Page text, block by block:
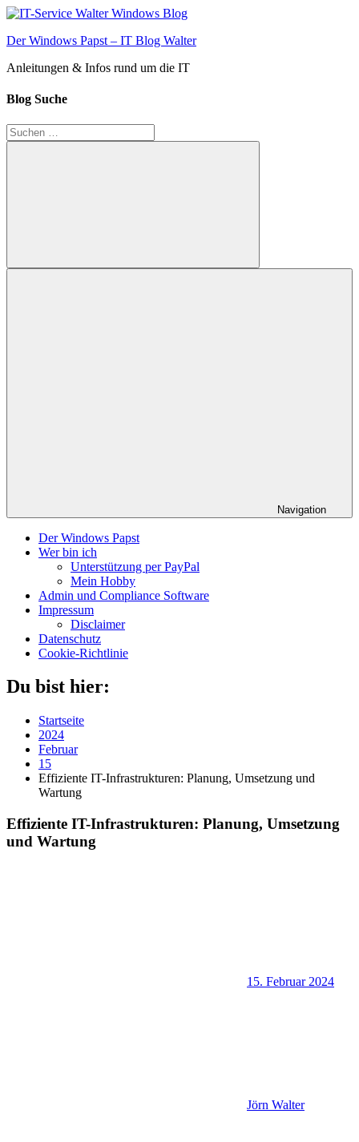
Zum
springen
Der Windows Papst – IT Blog Walter
Anleitungen & Infos rund um die IT
Blog Suche
Suchen
nach:
Suchen
Navigation
Der Windows Papst
Wer bin ich
Unterstützung per PayPal
Mein Hobby
Admin und Compliance Software
Impressum
Disclaimer
Datenschutz
Cookie-Richtlinie
Du bist hier:
Startseite
2024
Februar
15
Effiziente IT-Infrastrukturen: Planung, Umsetzung und
Wartung
Effiziente IT-Infrastrukturen: Planung, Umsetzung
und Wartung
15. Februar 2024
Jörn Walter